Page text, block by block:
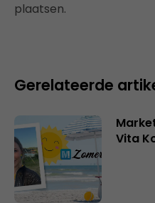
plaatsen.
Gerelateerde
Vita